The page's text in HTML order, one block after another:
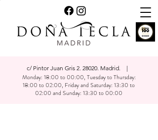
c/ Pintor Juan Gris 2. 28020. Madrid. |
Monday: 18:00 to 00:00, Tuesday to Thursday:
18:00 to 02:00, Friday and Saturday: 13:30 to
02:00 and Sunday: 13:30 to 00:00